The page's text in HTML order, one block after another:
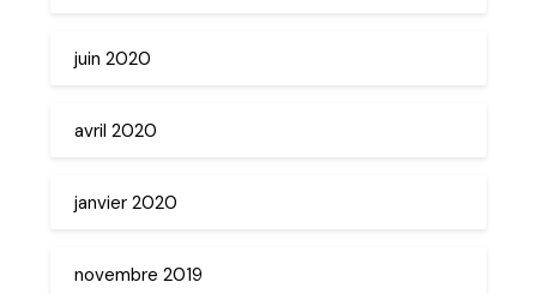
juin 2020
avril 2020
janvier 2020
novembre 2019